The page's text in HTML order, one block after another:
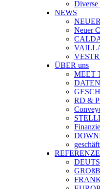
NEWS
Neuer
ÜBER uns
MEET
RD &